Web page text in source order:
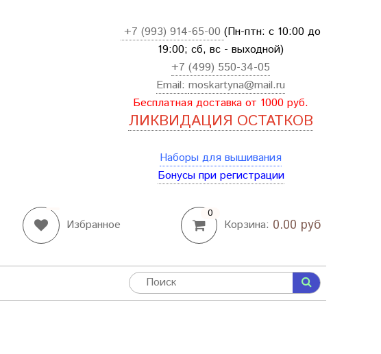
+7 (993) 914-65-00 (Пн-птн: с 10:00 до
19:00; сб, вс - выходной)
+7 (499) 550-34-05
Email: moskartyna@mail.ru
Бесплатная доставка от 1000 руб.
ЛИКВИДАЦИЯ ОСТАТКОВ
Наборы для вышивания
Бонусы при регистрации
Избранное
0
Корзина: 0.00 руб